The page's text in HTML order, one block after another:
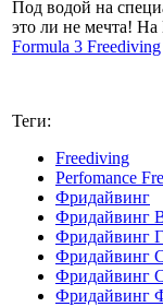
Под водой на
это ли не мечта! На
Formula 3 Freediving
Теги:
Freediving
Perfomance
Фридайвинг
Фридайвинг
Фридайвинг
Фридайвинг
Фридайвинг
Фридайвинг